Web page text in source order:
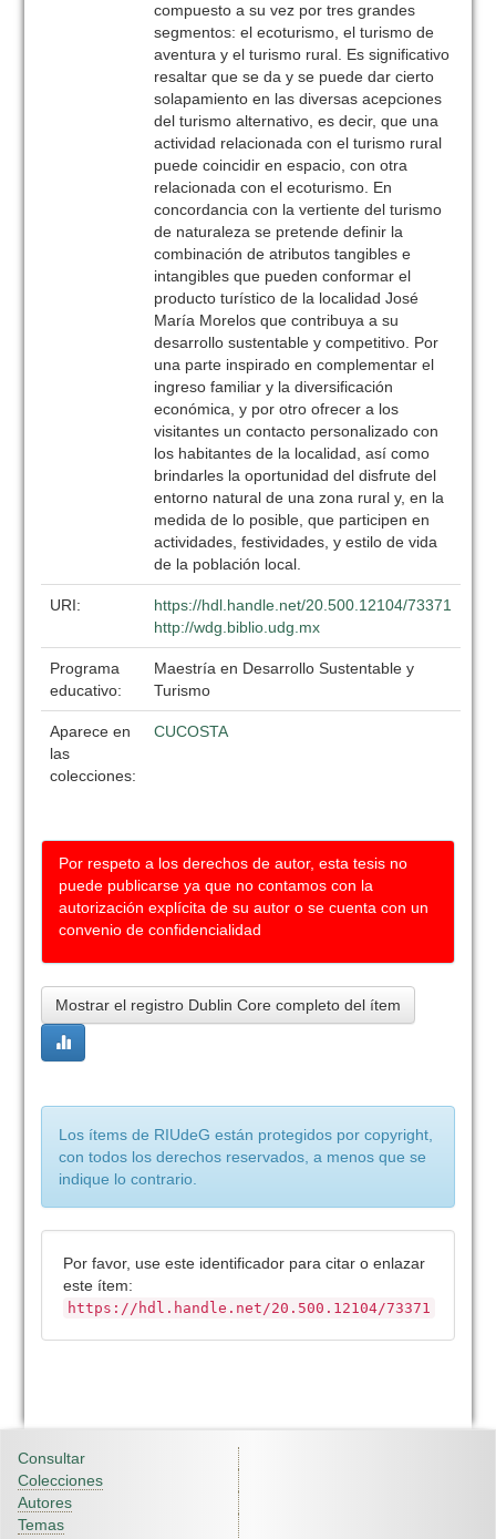
compuesto a su vez por tres grandes
segmentos: el ecoturismo, el turismo de
aventura y el turismo rural. Es significativo
resaltar que se da y se puede dar cierto
solapamiento en las diversas acepciones
del turismo alternativo, es decir, que una
actividad relacionada con el turismo rural
puede coincidir en espacio, con otra
relacionada con el ecoturismo. En
concordancia con la vertiente del turismo
de naturaleza se pretende definir la
combinación de atributos tangibles e
intangibles que pueden conformar el
producto turístico de la localidad José
María Morelos que contribuya a su
desarrollo sustentable y competitivo. Por
una parte inspirado en complementar el
ingreso familiar y la diversificación
económica, y por otro ofrecer a los
visitantes un contacto personalizado con
los habitantes de la localidad, así como
brindarles la oportunidad del disfrute del
entorno natural de una zona rural y, en la
medida de lo posible, que participen en
actividades, festividades, y estilo de vida
de la población local.
URI:
https://hdl.handle.net/20.500.12104/73371
http://wdg.biblio.udg.mx
Programa
educativo:
Maestría en Desarrollo Sustentable y
Turismo
Aparece en
las
colecciones:
CUCOSTA
Por respeto a los derechos de autor, esta tesis no
puede publicarse ya que no contamos con la
autorización explícita de su autor o se cuenta con un
convenio de confidencialidad
Mostrar el registro Dublin Core completo del ítem
Los ítems de RIUdeG están protegidos por copyright,
con todos los derechos reservados, a menos que se
indique lo contrario.
Por favor, use este identificador para citar o enlazar
este ítem:
https://hdl.handle.net/20.500.12104/73371
Consultar
Colecciones
Autores
Temas